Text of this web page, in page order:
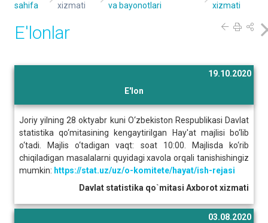
sahifa
xizmati
va bayonotlari
xizmati
E'lonlar
19.10.2020
E'lon
Joriy yilning 28 oktyabr kuni O‘zbekiston Respublikasi Davlat
statistika qo‘mitasining kengaytirilgan Hay'at majlisi bo‘lib
o‘tadi. Majlis o‘tadigan vaqt: soat 10:00. Majlisda ko‘rib
chiqiladigan masalalarni quyidagi xavola orqali tanishishingiz
mumkin: https://stat.uz/uz/o-komitete/hayat/ish-rejasi
Davlat statistika qo`mitasi Axborot xizmati
03.08.2020